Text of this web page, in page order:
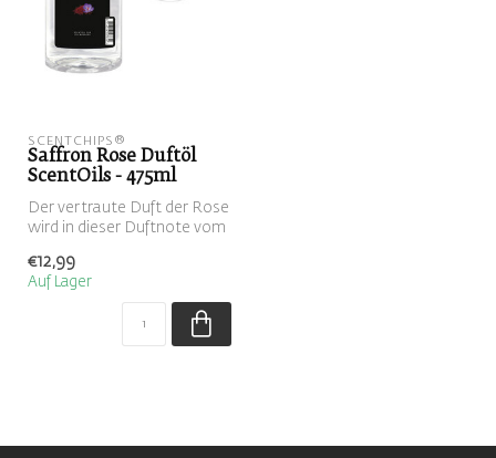
SCENTCHIPS®
Saffron Rose Duftöl
ScentOils - 475ml
Der vertraute Duft der Rose
wird in dieser Duftnote vom
€12,99
Auf Lager